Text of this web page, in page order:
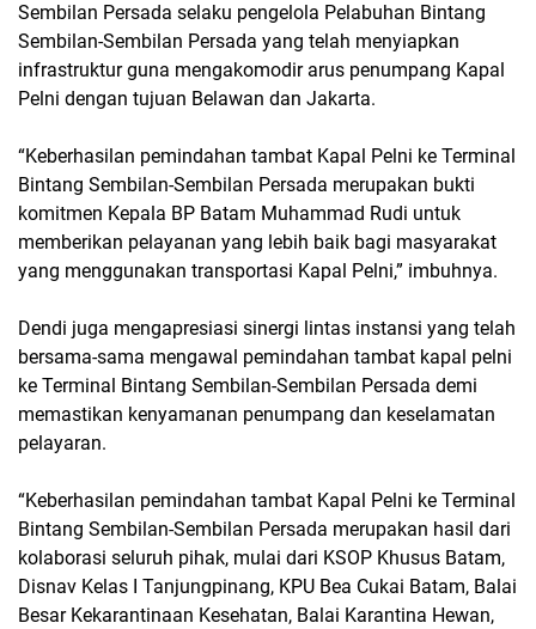
Sembilan Persada selaku pengelola Pelabuhan Bintang
Sembilan-Sembilan Persada yang telah menyiapkan
infrastruktur guna mengakomodir arus penumpang Kapal
Pelni dengan tujuan Belawan dan Jakarta.
“Keberhasilan pemindahan tambat Kapal Pelni ke Terminal
Bintang Sembilan-Sembilan Persada merupakan bukti
komitmen Kepala BP Batam Muhammad Rudi untuk
memberikan pelayanan yang lebih baik bagi masyarakat
yang menggunakan transportasi Kapal Pelni,” imbuhnya.
Dendi juga mengapresiasi sinergi lintas instansi yang telah
bersama-sama mengawal pemindahan tambat kapal pelni
ke Terminal Bintang Sembilan-Sembilan Persada demi
memastikan kenyamanan penumpang dan keselamatan
pelayaran.
“Keberhasilan pemindahan tambat Kapal Pelni ke Terminal
Bintang Sembilan-Sembilan Persada merupakan hasil dari
kolaborasi seluruh pihak, mulai dari KSOP Khusus Batam,
Disnav Kelas I Tanjungpinang, KPU Bea Cukai Batam, Balai
Besar Kekarantinaan Kesehatan, Balai Karantina Hewan,